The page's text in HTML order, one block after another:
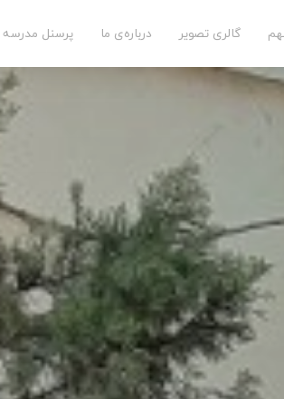
گالری تصویر درباره‌ی ما پرسنل مدرسه